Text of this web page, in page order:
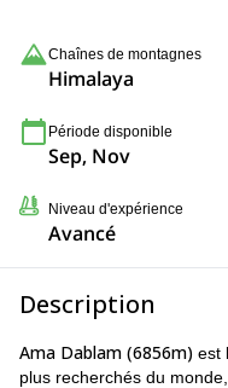
Chaînes de montagnes
Himalaya
Période disponible
Sep, Nov
Niveau d'expérience
Avancé
Description
Ama Dablam (6856m) est
plus recherchés du